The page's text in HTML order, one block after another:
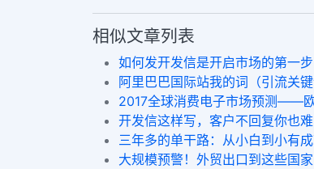
相似文章列表
如何发开发信是开启市场的第一步
阿里巴巴国际站我的词（引流关
2017全球消费电子市场预测——
开发信这样写，客户不回复你也难
三年多的单干路：从小白到小有
大规模预警！外贸出口到这些国